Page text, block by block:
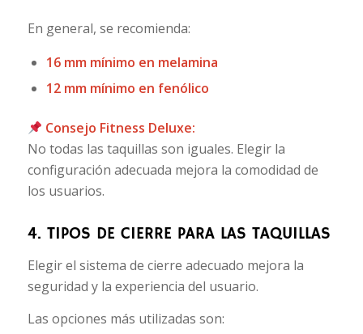
En general, se recomienda:
16 mm mínimo en melamina
12 mm mínimo en fenólico
Consejo Fitness Deluxe:
No todas las taquillas son iguales. Elegir la
configuración adecuada mejora la comodidad de
los usuarios.
4. TIPOS DE CIERRE PARA LAS TAQUILLAS
Elegir el sistema de cierre adecuado mejora la
seguridad y la experiencia del usuario.
Las opciones más utilizadas son: